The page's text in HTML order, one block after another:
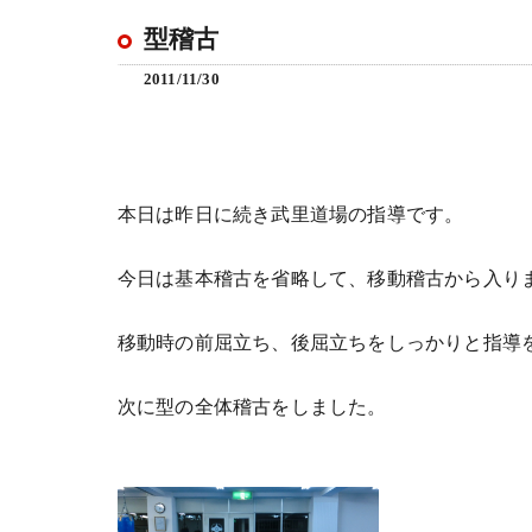
型稽古
2011/11/30
本日は昨日に続き武里道場の指導です。
今日は基本稽古を省略して、移動稽古から入り
移動時の前屈立ち、後屈立ちをしっかりと指導
次に型の全体稽古をしました。